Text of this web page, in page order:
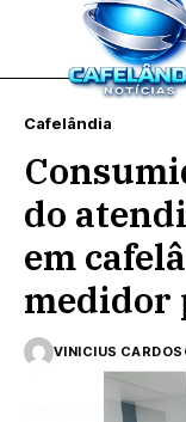
Cafelândia
do
em
medidor
VINICIUS